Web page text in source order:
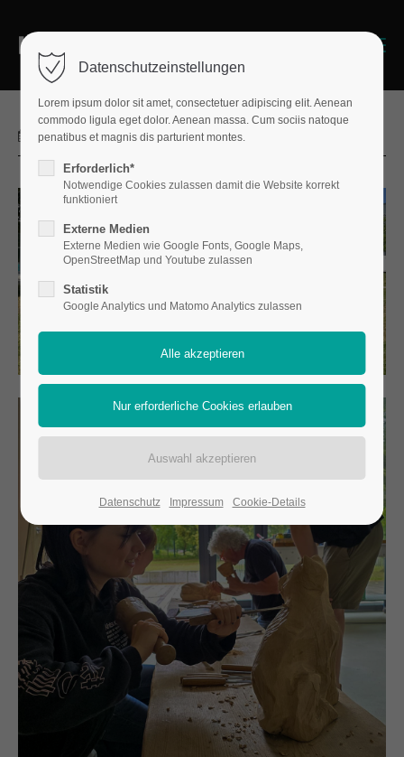
Login
Benutzername
Passwort
Anmelden
Register|Lost your password?
Lorem ipsum dolor sit amet:
24h/ 365days
We offer support for our customers
Mon - Fri 8:00am - 5:00pm
(GMT +1)
Get in touch
Cybersteel Inc.
376-293 City Road, Suite 600
San Francisco, CA 94102
2026-07-08 09:59
Datenschutzeinstellungen
Lorem ipsum dolor sit amet, consectetuer adipiscing elit. Aenean
commodo ligula eget dolor. Aenean massa. Cum sociis natoque
penatibus et magnis dis parturient montes.
Erforderlich*
Notwendige Cookies zulassen damit die Website korrekt
funktioniert
Externe Medien
Externe Medien wie Google Fonts, Google Maps,
OpenStreetMap und Youtube zulassen
Statistik
Google Analytics und Matomo Analytics zulassen
Datenschutz Impressum Cookie-Details